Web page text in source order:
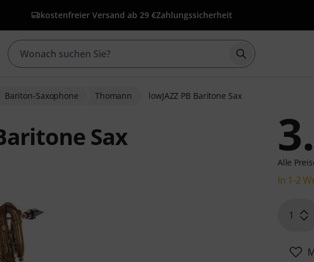
kostenfreier Versand ab 29 €Zahlungssicherheit
Suche mit
Bariton-Saxophone Thomann lowJAZZ PB Baritone Sax
Sax
Alle
In 1-2
1